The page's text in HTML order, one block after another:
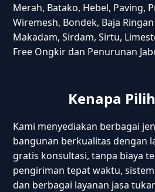
Merah, Batako, Hebel, Paving,
Wiremesh, Bondek, Baja
Makadam, Sirdam, Sirtu,
Free Ongkir dan Penurunan
Kenapa
Kami menyediakan berbagai
bangunan berkualitas dengan
gratis konsultasi, tanpa biaya
pengiriman tepat waktu,
dan berbagai layanan jasa